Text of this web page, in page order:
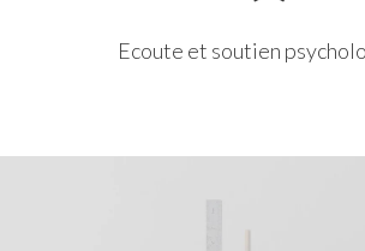
Ecoute et soutien